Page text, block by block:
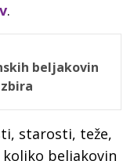
.
beljakovin
starosti, teže,
beljakovin